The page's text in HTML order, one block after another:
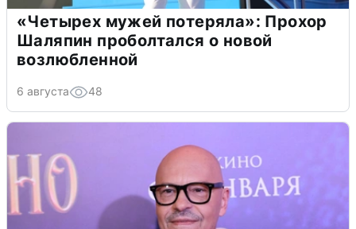
«Четырех мужей потеряла»: Прохор
Шаляпин проболтался о новой
возлюбленной
6 августа 48